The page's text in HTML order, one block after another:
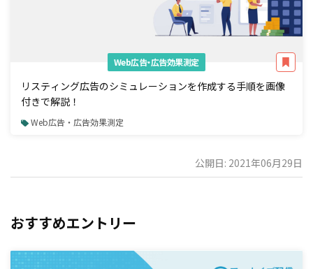
Web広告・広告効果測定
リスティング広告のシミュレーションを作成する手順を画像
付きで解説！
Web広告・広告効果測定
公開日: 2021年06月29日
おすすめエントリー